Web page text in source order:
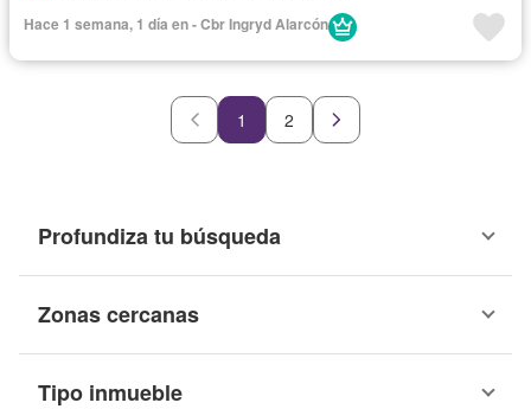
Hace 1 semana, 1 día en - Cbr Ingryd Alarcón
1 2
Profundiza tu búsqueda
Zonas cercanas
Tipo inmueble